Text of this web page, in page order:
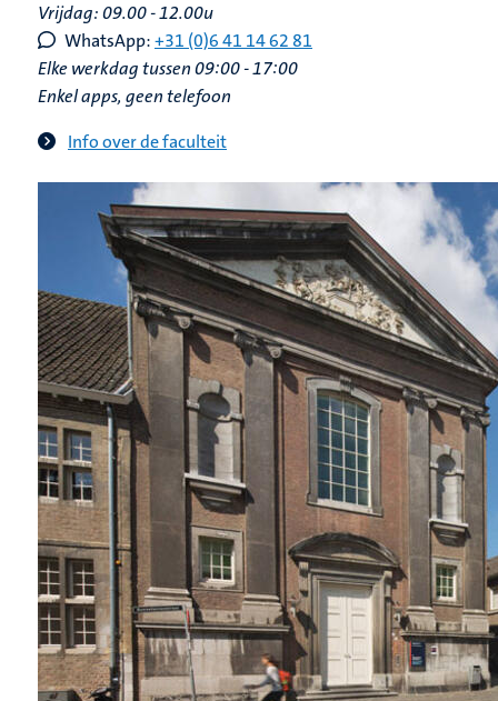
Vrijdag: 09.00 - 12.00u
WhatsApp:+31 (0)6 41 14 62 81
Elke werkdag tussen 09:00 - 17:00
Enkel apps, geen telefoon
Info over de faculteit